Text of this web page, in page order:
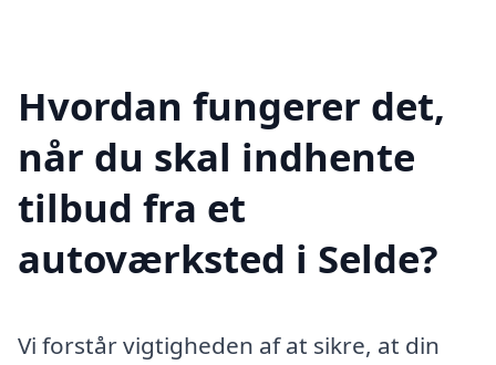
Hvordan fungerer det,
når du skal indhente
tilbud fra et
autoværksted i Selde?
Vi forstår vigtigheden af at sikre, at din